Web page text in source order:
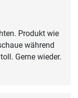
Produkt wie
während